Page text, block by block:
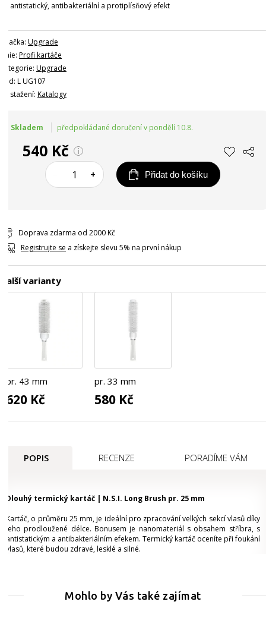
antistatický, antibakteriální a protiplísňový efekt
Značka: Upgrade
Linie: Profi kartáče
Kategorie: Upgrade
Kód: L UG107
Ke stažení: Katalogy
Skladem předpokládané doručení v pondělí 10.8.
540 Kč
+ Přidat do košíku
Doprava zdarma od 2000 Kč
Registrujte se a získejte slevu 5% na první nákup
Další varianty
pr. 43 mm
620 Kč
pr. 33 mm
580 Kč
POPIS RECENZE PORADÍME VÁM
Dlouhý termický kartáč | N.S.I. Long Brush pr. 25 mm
Kartáč, o průměru 25 mm, je ideální pro zpracování velkých sekcí vlasů díky
jeho prodloužené délce. Bonusem je nanomateriál s obsahem stříbra, s
antistatickým a antibakteriálním efekem. Termický kartáč oceníte při foukání
vlasů, které budou zdravé, lesklé a silné.
Mohlo by Vás také zajímat